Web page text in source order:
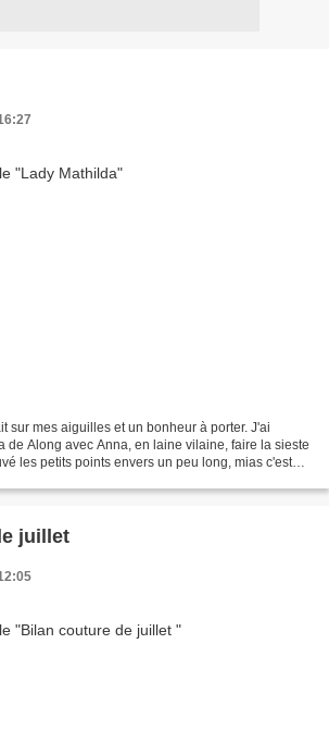
sur mes aiguilles et un bonheur à porter. J'ai
de Along avec Anna, en laine vilaine, faire la sieste
les petits points envers un peu long, mias c'est
juillet